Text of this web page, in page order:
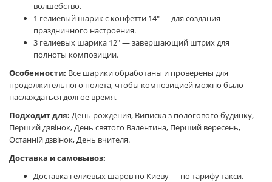
волшебство.
1 гелиевый шарик с конфетти 14" — для создания
праздничного настроения.
3 гелиевых шарика 12" — завершающий штрих для
полноты композиции.
Особенности: Все шарики обработаны и проверены для
продолжительного полета, чтобы композицией можно было
наслаждаться долгое время.
Подходит для: День рождения, Виписка з пологового будинку,
Перший дзвінок, День святого Валентина, Перший вересень,
Останній дзвінок, День вчителя.
Доставка и самовывоз:
Доставка гелиевых шаров по Киеву — по тарифу такси.